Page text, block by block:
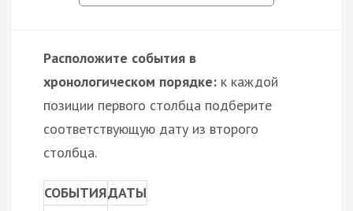
Расположите события в
хронологическом порядке: к каждой
позиции первого столбца подберите
соответствующую дату из второго
столбца.
СОБЫТИЯДАТЫ